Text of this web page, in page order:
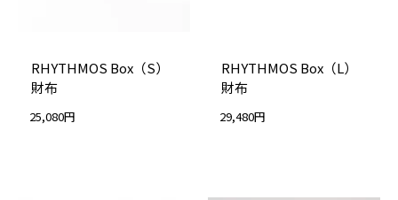
RHYTHMOS Box（S）
財布
25,080円
RHYTHMOS Box（L）
財布
29,480円